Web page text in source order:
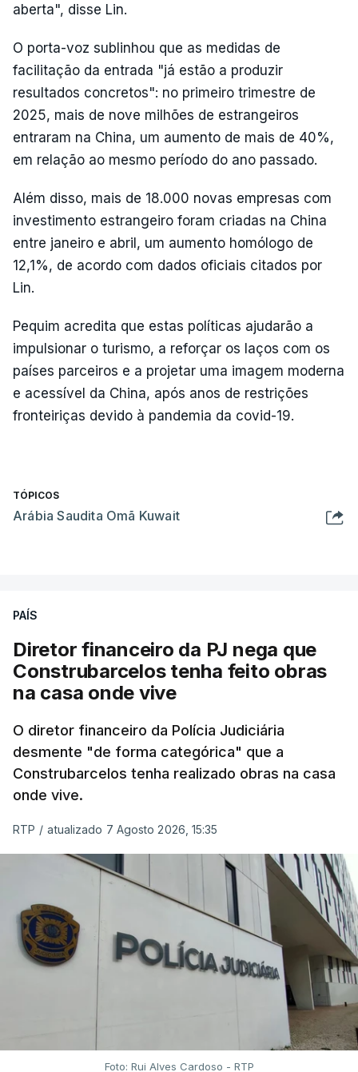
aberta", disse Lin.
O porta-voz sublinhou que as medidas de
facilitação da entrada "já estão a produzir
resultados concretos": no primeiro trimestre de
2025, mais de nove milhões de estrangeiros
entraram na China, um aumento de mais de 40%,
em relação ao mesmo período do ano passado.
Além disso, mais de 18.000 novas empresas com
investimento estrangeiro foram criadas na China
entre janeiro e abril, um aumento homólogo de
12,1%, de acordo com dados oficiais citados por
Lin.
Pequim acredita que estas políticas ajudarão a
impulsionar o turismo, a reforçar os laços com os
países parceiros e a projetar uma imagem moderna
e acessível da China, após anos de restrições
fronteiriças devido à pandemia da covid-19.
TÓPICOS
Arábia Saudita Omã Kuwait
PAÍS
Diretor financeiro da PJ nega que
Construbarcelos tenha feito obras
na casa onde vive
O diretor financeiro da Polícia Judiciária
desmente "de forma categórica" que a
Construbarcelos tenha realizado obras na casa
onde vive.
RTP / atualizado 7 Agosto 2026, 15:35
Foto: Rui Alves Cardoso - RTP